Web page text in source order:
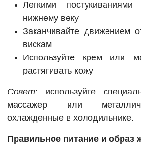
Легкими
нижнему веку
Заканчивайте движением
вискам
Используйте крем или
растягивать кожу
Совет: используйте
массажер или
охлажденные в холодильнике.
Правильное питание и образ